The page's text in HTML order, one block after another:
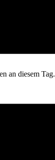
an diesem Tag.